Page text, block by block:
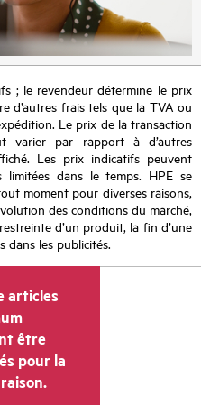
; le revendeur détermine le prix
d’autres frais tels que la TVA ou
Le prix de la transaction
varier par rapport à d’autres
Les prix indicatifs peuvent
limitées dans le temps. HPE se
moment pour diverses raisons,
des conditions du marché,
d’un produit, la fin d’une
les publicités.
articles
être
pour la